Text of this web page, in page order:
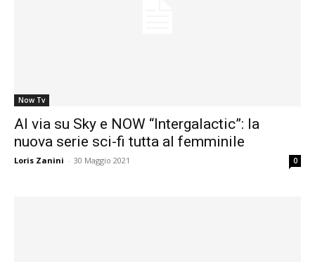
Now Tv
Al via su Sky e NOW “Intergalactic”: la
nuova serie sci-fi tutta al femminile
Loris Zanini - 30 Maggio 2021 0